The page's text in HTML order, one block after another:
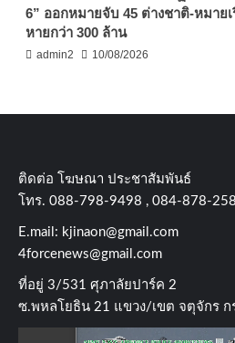
6” ออกหมายจับ 45 ต่างชาติ-หมาย
หายกว่า 300 ล้าน
admin2 10/08/2026
ติดต่อ​ โฆษณา​ ประชาสัมพันธ์
โทร​. 088-798-9498 , 084-878-
E.mail: kjinaon@gmail.com
4forcenews@gmail.com
ที่อยู่​ 3/531​ ศุภาลัยปาร์ค​ 2
ซ.พหลโยธิน​ 21​ แขวง/เขต​ จตุจักร​ ก